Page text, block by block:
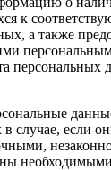
к
а также
персональных
случае, если